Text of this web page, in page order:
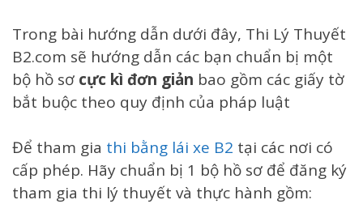
Trong bài hướng dẫn dưới đây, Thi Lý Thuyết
B2.com sẽ hướng dẫn các bạn chuẩn bị một
bộ hồ sơ cực kì đơn giản bao gồm các giấy tờ
bắt buộc theo quy định của pháp luật
Để tham gia thi bằng lái xe B2 tại các nơi có
cấp phép. Hãy chuẩn bị 1 bộ hồ sơ để đăng ký
tham gia thi lý thuyết và thực hành gồm: